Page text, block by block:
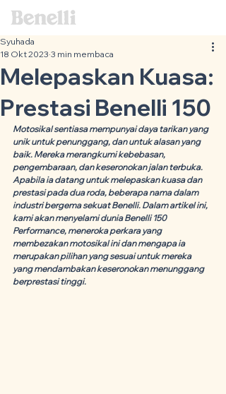
Melepaskan Kuasa:
Prestasi Benelli 150
Syuhada
18 Okt 2023 3 min membaca
Motosikal sentiasa mempunyai daya tarikan yang
unik untuk penunggang, dan untuk alasan yang
baik. Mereka merangkumi kebebasan,
pengembaraan, dan keseronokan jalan terbuka.
Apabila ia datang untuk melepaskan kuasa dan
prestasi pada dua roda, beberapa nama dalam
industri bergema sekuat Benelli. Dalam artikel ini,
kami akan menyelami dunia Benelli 150
Performance, meneroka perkara yang
membezakan motosikal ini dan mengapa ia
merupakan pilihan yang sesuai untuk mereka
yang mendambakan keseronokan menunggang
berprestasi tinggi.